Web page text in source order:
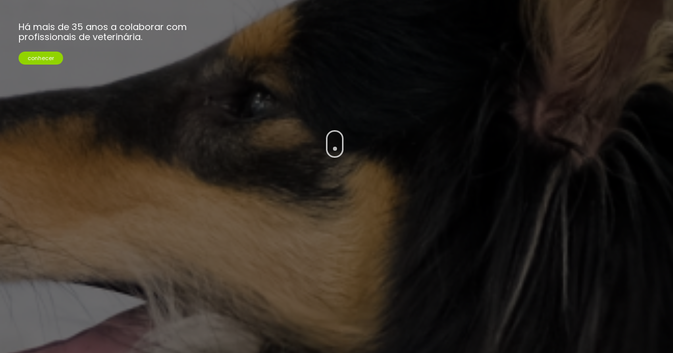
Uma plataforma online de
encomendas para profissionais de
veterinária.
conhecer